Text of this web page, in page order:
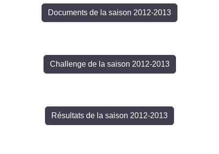
Documents de la saison 2012-2013
Challenge de la saison 2012-2013
Résultats de la saison 2012-2013